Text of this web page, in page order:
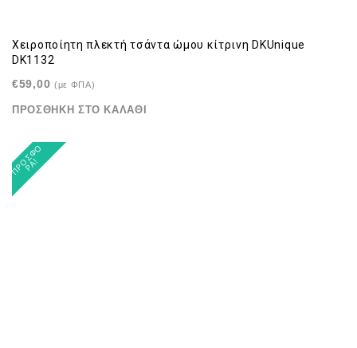
Χειροποίητη πλεκτή τσάντα ώμου κίτρινη DKUnique
DK1132
€59,00 (με ΦΠΑ)
ΠΡΟΣΘΉΚΗ ΣΤΟ ΚΑΛΆΘΙ
Π
Ρ
Ο
Σ
Φ
Ο
Ρ
Ά
!